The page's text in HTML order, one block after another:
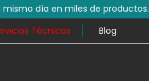
día en miles de productos.
Técnicos Blog